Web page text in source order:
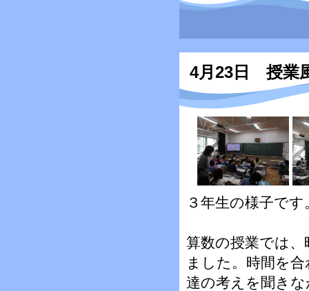
4月23日 授業
３年生の様子です
算数の授業では
ました。時間を
達の考えを聞き